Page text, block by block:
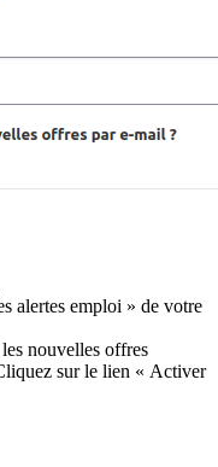
alertes emploi » de votre
nouvelles offres
sur le lien « Activer